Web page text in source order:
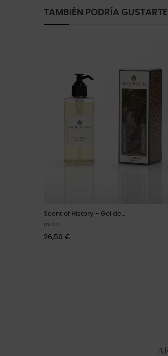
TAMBIÉN PODRÍA GUSTARTE
Scent of History - Gel de...
Inicio
26,50 €